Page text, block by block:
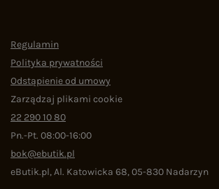
Regulamin
Polityka prywatności
Odstąpienie od umowy
Zarządzaj plikami cookie
22 290 10 80
Pn.-Pt. 08:00-16:00
bok@ebutik.pl
eButik.pl,Al. Katowicka 68,05-830 Nadarzyn